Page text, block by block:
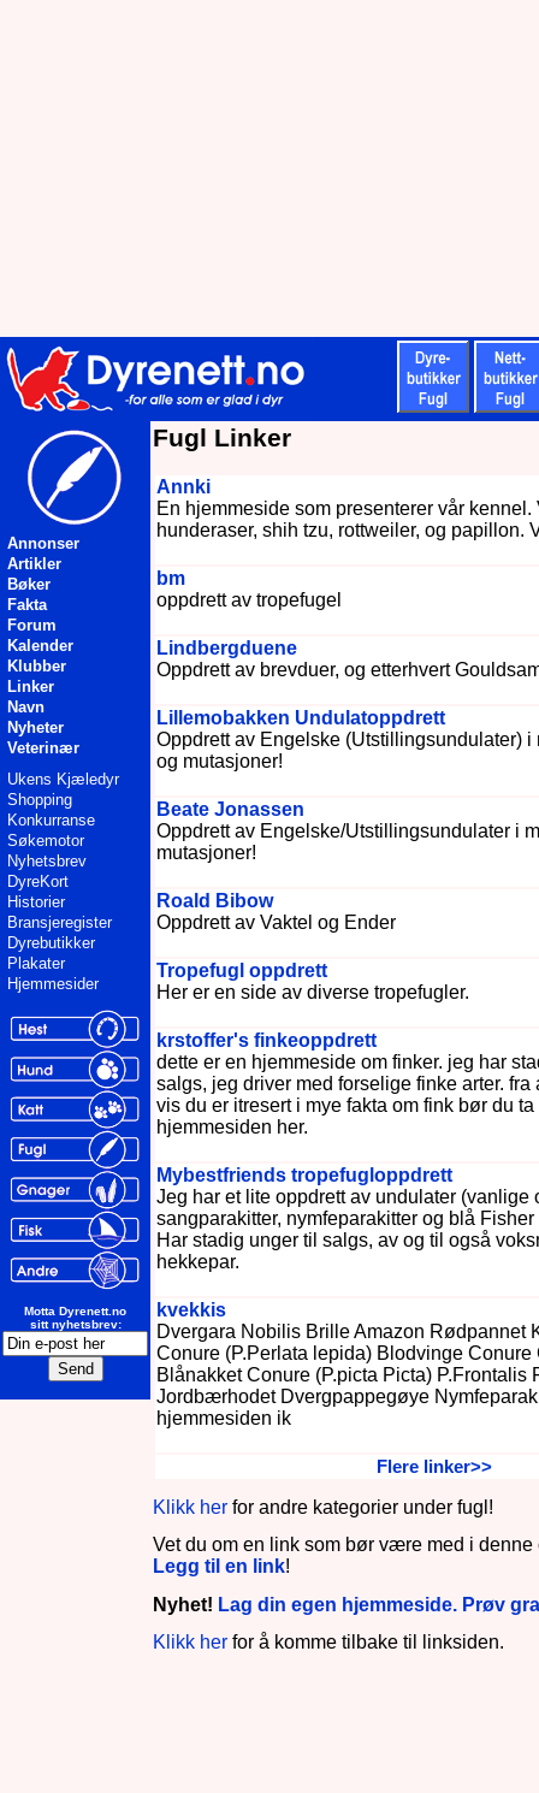
Annonser
Artikler
Bøker
Fakta
Forum
Kalender
Klubber
Linker
Navn
Nyheter
Veterinær
Ukens Kjæledyr
Shopping
Konkurranse
Søkemotor
Nyhetsbrev
DyreKort
Historier
Bransjeregister
Dyrebutikker
Plakater
Hjemmesider
Motta Dyrenett.no
sitt nyhetsbrev:
Fugl Linker
Annki
En hjemmeside som presenterer vår kennel.
hunderaser, shih tzu, rottweiler, og papillon.
bm
oppdrett av tropefugel
Lindbergduene
Oppdrett av brevduer, og etterhvert
Lillemobakken Undulatoppdrett
Oppdrett av Engelske (Utstillingsundulater) i
og mutasjoner!
Beate Jonassen
Oppdrett av Engelske/Utstillingsundulater i
mutasjoner!
Roald Bibow
Oppdrett av Vaktel og Ender
Tropefugl oppdrett
Her er en side av diverse tropefugler.
krstoffer's finkeoppdrett
dette er en hjemmeside om finker. jeg har
salgs, jeg driver med forselige finke arter. fra
vis du er itresert i mye fakta om fink bør du
hjemmesiden her.
Mybestfriends tropefugloppdrett
Jeg har et lite oppdrett av undulater (vanlige
sangparakitter, nymfeparakitter og blå
Har stadig unger til salgs, av og til også
hekkepar.
kvekkis
Dvergara Nobilis Brille Amazon Rødpannet
Conure (P.Perlata lepida) Blodvinge
Blånakket Conure (P.picta Picta) P.Frontalis
Jordbærhodet Dvergpappegøye
hjemmesiden ik
Flere linker>>
Klikk her for andre kategorier under fugl!
Vet du om en link som bør være med i denne
Legg til en link!
Nyhet! Lag din egen hjemmeside. Prøv
Klikk her for å komme tilbake til linksiden.